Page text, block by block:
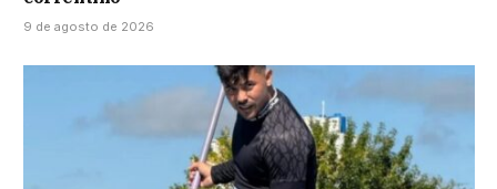
9 de agosto de 2026